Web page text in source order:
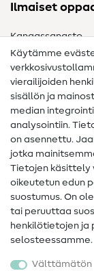
Ilmaiset
Kangassanasto
Ompelusanasto
Ompeluohjeet
Apua ja
Yhteystiedot
Tietoa
FAQ
Peruutusoikeus
Suosittu
Käytämme
vierailijoiden
sisällön ja
median
analysointiin.
on asennettu.
jotka
Tietojen käsittely
oikeutetun edun
suostumus. On
tai peruuttaa
henkilötietojen ja
selosteessamme.
Välttämätön